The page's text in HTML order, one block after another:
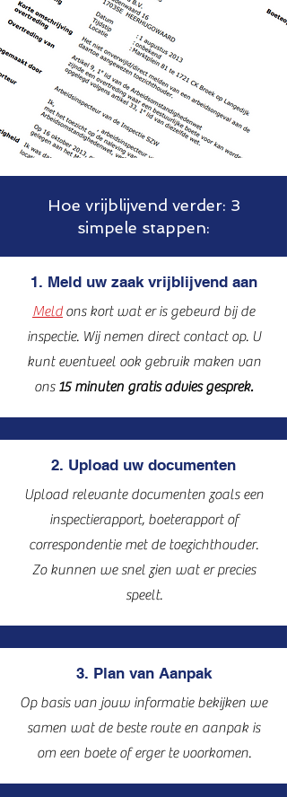
Hoe vrijblijvend verder: 3
simpele stappen:
1. Meld uw zaak vrijblijvend aan
Meldons kort wat er is gebeurd bij de
inspectie. Wij nemen direct contact op. U
kunt eventueel ook gebruik maken van
ons 15 minuten gratis advies gesprek.
2. Upload uw documenten
Upload relevante documenten zoals een
inspectierapport, boeterapport of
correspondentie met de toezichthouder.
Zo kunnen we snel zien wat er precies
speelt.
3. Plan van Aanpak
Op basis van jouw informatie bekijken we
samen wat de beste route en aanpak is
om een boete of erger te voorkomen.